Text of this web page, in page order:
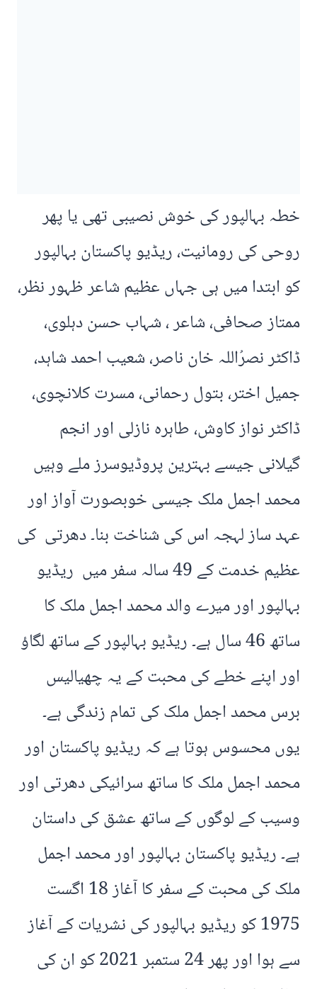
خطہ بہالپور کی خوش نصیبی تھی یا پھر
روحی کی رومانیت، ریڈیو پاکستان بہالپور
کو ابتدا میں ہی جہاں عظیم شاعر ظہور نظر،
ممتاز صحافی، شاعر ، شہاب حسن دہلوی،
ڈاکٹر نصرُاللہ خان ناصر، شعیب احمد شاہد،
جمیل اختر، بتول رحمانی، مسرت کلانچوی،
ڈاکٹر نواز کاوش، طاہرہ نازلی اور انجم
گیلانی جیسے بہترین پروڈیوسرز ملے وہیں
محمد اجمل ملک جیسی خوبصورت آواز اور
عہد ساز لہجہ اس کی شناخت بنا۔ دھرتی کی
عظیم خدمت کے 49 سالہ سفر میں ریڈیو
بہالپور اور میرے والد محمد اجمل ملک کا
ساتھ 46 سال ہے۔ ریڈیو بہالپور کے ساتھ لگاؤ
اور اپنے خطے کی محبت کے یہ چھیالیس
برس محمد اجمل ملک کی تمام زندگی ہے۔
یوں محسوس ہوتا ہے کہ ریڈیو پاکستان اور
محمد اجمل ملک کا ساتھ سرائیکی دھرتی اور
وسیب کے لوگوں کے ساتھ عشق کی داستان
ہے۔ ریڈیو پاکستان بہالپور اور محمد اجمل
ملک کی محبت کے سفر کا آغاز 18 اگست
1975 کو ریڈیو بہالپور کی نشریات کے آغاز
سے ہوا اور پھر 24 ستمبر 2021 کو ان کی